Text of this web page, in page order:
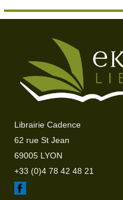
Librairie Cadence
62 rue St Jean
69005 LYON
+33 (0)4 78 42 48 21